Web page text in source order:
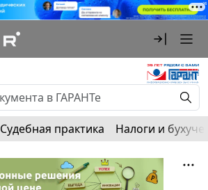
Судебная практика Налоги и